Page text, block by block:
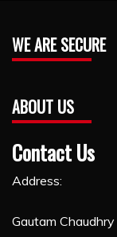
WE ARE SECURE
ABOUT US
Contact Us
Address:
Gautam Chaudhry